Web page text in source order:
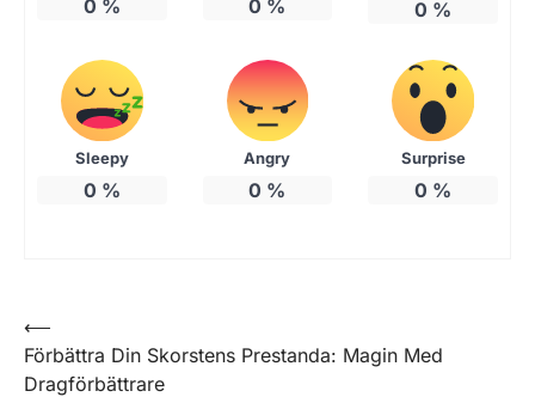
0 % 0 % 0 %
Sleepy
0 %
Angry
0 %
Surprise
0 %
Inläggsnavigering
⟵
Förbättra Din Skorstens Prestanda: Magin Med
Dragförbättrare